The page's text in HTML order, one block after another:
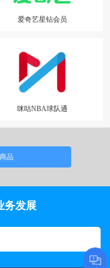
爱奇艺星钻会员
咪咕NBA球队通
品
务发展